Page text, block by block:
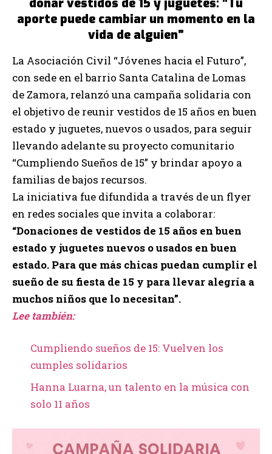
aporte puede cambiar un momento en la
vida de alguien”
La Asociación Civil “Jóvenes hacia el Futuro”,
con sede en el barrio Santa Catalina de Lomas
de Zamora, relanzó una campaña solidaria con
el objetivo de reunir vestidos de 15 años en buen
estado y juguetes, nuevos o usados, para seguir
llevando adelante su proyecto comunitario
“Cumpliendo Sueños de 15” y brindar apoyo a
familias de bajos recursos.
La iniciativa fue difundida a través de un flyer
en redes sociales que invita a colaborar:
“Donaciones de vestidos de 15 años en buen
estado y juguetes nuevos o usados en buen
estado. Para que más chicas puedan cumplir el
sueño de su fiesta de 15 y para llevar alegría a
muchos niños que lo necesitan”.
Lee también:
Cumpliendo sueños de 15: Vuelven los
cumples solidarios
Hanna Luarna, un talento en la música con
solo 11 años